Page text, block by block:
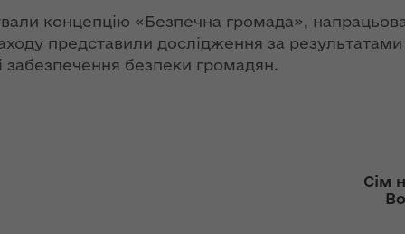
9 червня в області
стартувала літня
концепцію «Безпечна громада»,
представили дослідження за результатами
забезпечення безпеки громадян.
Сім